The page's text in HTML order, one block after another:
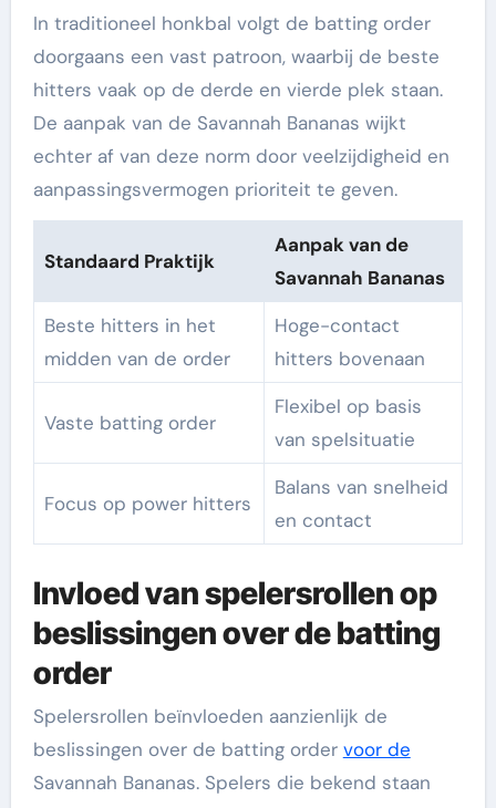
In traditioneel honkbal volgt de batting order
doorgaans een vast patroon, waarbij de beste
hitters vaak op de derde en vierde plek staan.
De aanpak van de Savannah Bananas wijkt
echter af van deze norm door veelzijdigheid en
aanpassingsvermogen prioriteit te geven.
Standaard Praktijk
Aanpak van de
Savannah Bananas
Beste hitters in het
midden van de order
Hoge-contact
hitters bovenaan
Vaste batting order
Flexibel op basis
van spelsituatie
Focus op power hitters
Balans van snelheid
en contact
Invloed van spelersrollen op
beslissingen over de batting
order
Spelersrollen beïnvloeden aanzienlijk de
beslissingen over de batting order voor de
Savannah Bananas. Spelers die bekend staan